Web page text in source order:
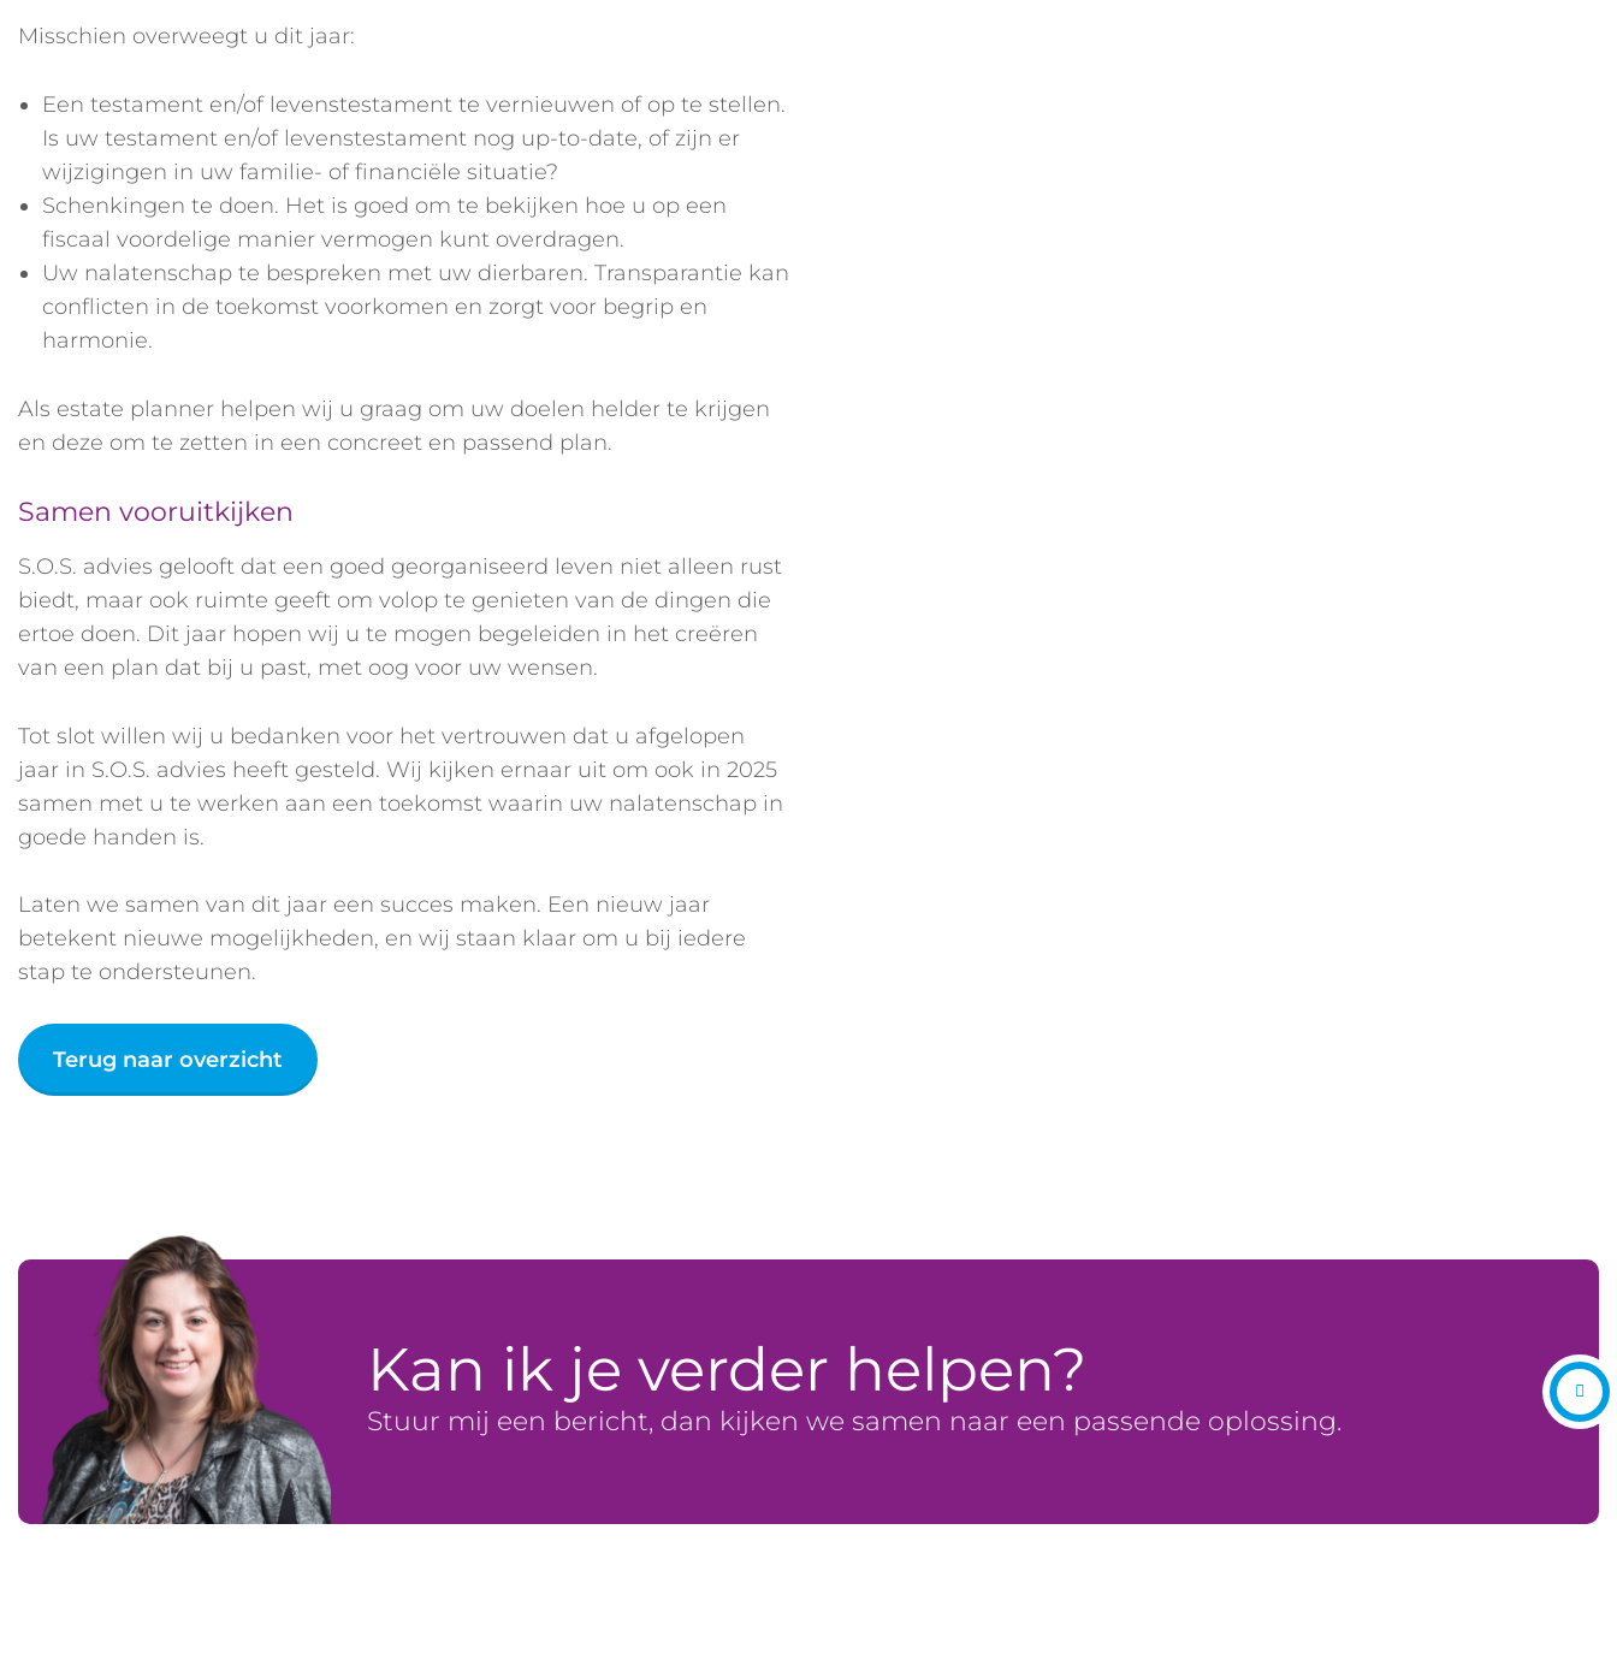
Misschien overweegt u dit jaar:
Een testament en/of levenstestament te vernieuwen of op te stellen.
Is uw testament en/of levenstestament nog up-to-date, of zijn er
wijzigingen in uw familie- of financiële situatie?
Schenkingen te doen. Het is goed om te bekijken hoe u op een
fiscaal voordelige manier vermogen kunt overdragen.
Uw nalatenschap te bespreken met uw dierbaren. Transparantie kan
conflicten in de toekomst voorkomen en zorgt voor begrip en
harmonie.
Als estate planner helpen wij u graag om uw doelen helder te krijgen
en deze om te zetten in een concreet en passend plan.
Samen vooruitkijken
S.O.S. advies gelooft dat een goed georganiseerd leven niet alleen rust
biedt, maar ook ruimte geeft om volop te genieten van de dingen die
ertoe doen. Dit jaar hopen wij u te mogen begeleiden in het creëren
van een plan dat bij u past, met oog voor uw wensen.
Tot slot willen wij u bedanken voor het vertrouwen dat u afgelopen
jaar in S.O.S. advies heeft gesteld. Wij kijken ernaar uit om ook in 2025
samen met u te werken aan een toekomst waarin uw nalatenschap in
goede handen is.
Laten we samen van dit jaar een succes maken. Een nieuw jaar
betekent nieuwe mogelijkheden, en wij staan klaar om u bij iedere
stap te ondersteunen.
Terug naar overzicht
Kan ik je verder helpen?
Stuur mij een bericht, dan kijken we samen naar een passende oplossing.